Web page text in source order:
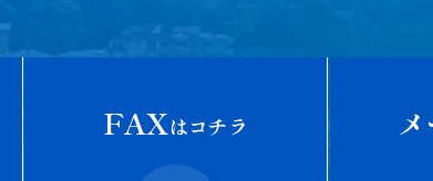
FAXはコチラ